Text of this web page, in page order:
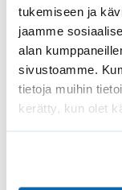
tukemiseen ja
jaamme
alan
sivustoamme.
tietoja muihin
kerätty, kun olet
puhelinnumero